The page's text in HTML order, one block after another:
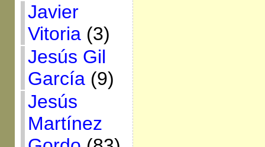
Javier
Vitoria(3)
Jesús Gil
García(9)
Jesús
Martínez